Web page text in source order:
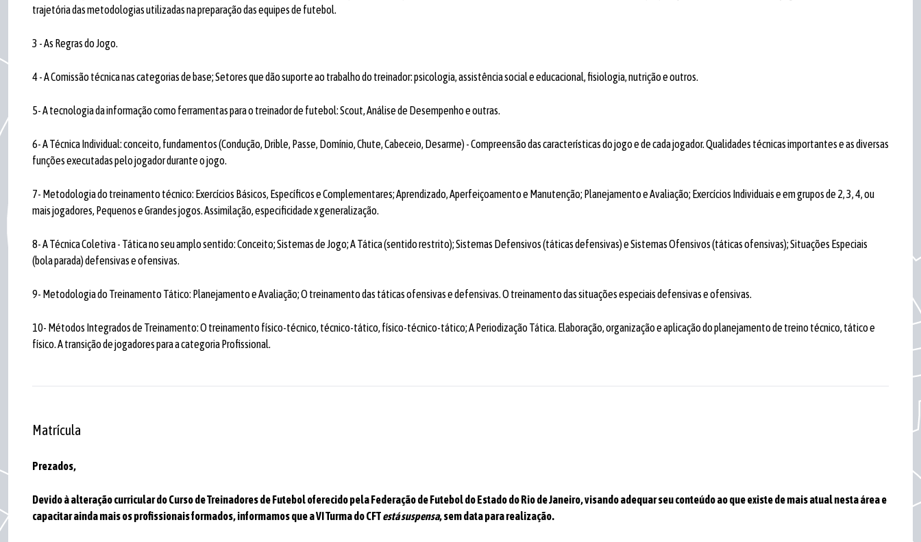
trajetória das metodologias utilizadas na preparação das equipes de futebol.
3 - As Regras do Jogo.
4 - A Comissão técnica nas categorias de base; Setores que dão suporte ao trabalho do treinador: psicologia, assistência social e educacional, fisiologia, nutrição e outros.
5- A tecnologia da informação como ferramentas para o treinador de futebol: Scout, Análise de Desempenho e outras.
6- A Técnica Individual: conceito, fundamentos (Condução, Drible, Passe, Domínio, Chute, Cabeceio, Desarme) - Compreensão das características do jogo e de cada jogador. Qualidades técnicas importantes e as diversas
funções executadas pelo jogador durante o jogo.
7- Metodologia do treinamento técnico: Exercícios Básicos, Específicos e Complementares; Aprendizado, Aperfeiçoamento e Manutenção; Planejamento e Avaliação; Exercícios Individuais e em grupos de 2, 3, 4, ou
mais jogadores, Pequenos e Grandes jogos. Assimilação, especificidade x generalização.
8- A Técnica Coletiva - Tática no seu amplo sentido: Conceito; Sistemas de Jogo; A Tática (sentido restrito); Sistemas Defensivos (táticas defensivas) e Sistemas Ofensivos (táticas ofensivas); Situações Especiais
(bola parada) defensivas e ofensivas.
9- Metodologia do Treinamento Tático: Planejamento e Avaliação; O treinamento das táticas ofensivas e defensivas. O treinamento das situações especiais defensivas e ofensivas.
10- Métodos Integrados de Treinamento: O treinamento físico-técnico, técnico-tático, físico-técnico-tático; A Periodização Tática. Elaboração, organização e aplicação do planejamento de treino técnico, tático e
físico. A transição de jogadores para a categoria Profissional.
Matrícula
Prezados,
Devido à alteração curricular do Curso de Treinadores de Futebol oferecido pela Federação de Futebol do Estado do Rio de Janeiro, visando adequar seu conteúdo ao que existe de mais atual nesta área e
capacitar ainda mais os profissionais formados, informamos que a VI Turma do CFTestá suspensa, sem data para realização.